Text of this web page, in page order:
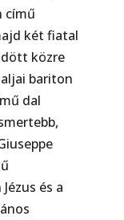
című
két fiatal
közre
bariton
dal
és a